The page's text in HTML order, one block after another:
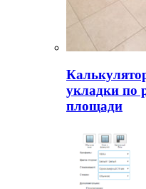
укладки по
площади